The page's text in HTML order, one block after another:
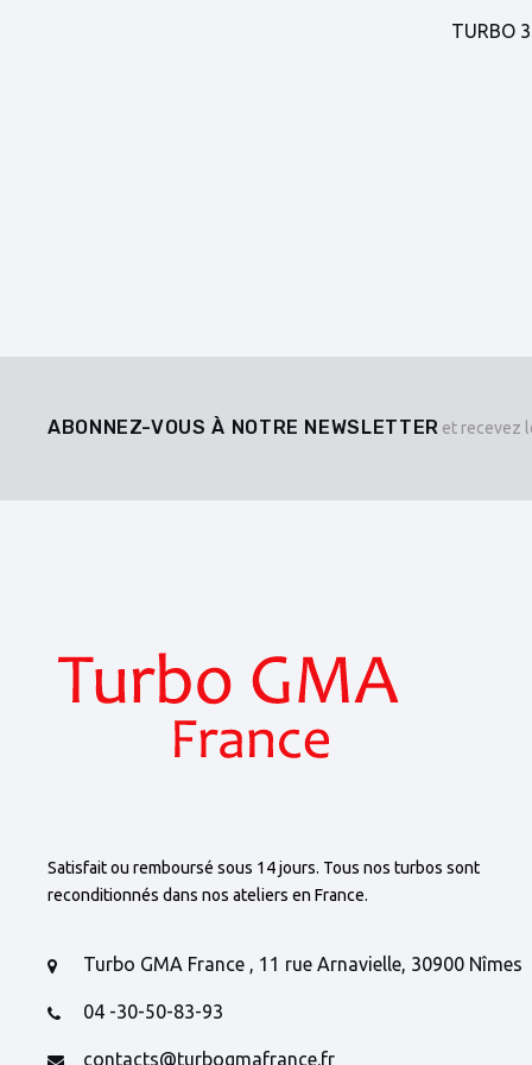
TURBO
ABONNEZ-VOUS À NOTRE NEWSLETTER et recevez
Satisfait ou remboursé sous 14 jours. Tous nos turbos sont
reconditionnés dans nos ateliers en France.
Turbo GMA France , 11 rue Arnavielle, 30900 Nîmes
04 -30-50-83-93
contacts@turbogmafrance.fr